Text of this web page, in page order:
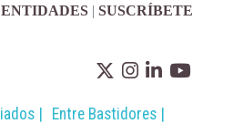
ENTIDADES | SUSCRÍBETE
| Entre Bastidores |